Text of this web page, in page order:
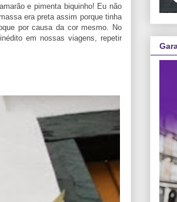
e pimenta biquinho! Eu não
era preta assim porque tinha
por causa da cor mesmo. No
em nossas viagens, repetir